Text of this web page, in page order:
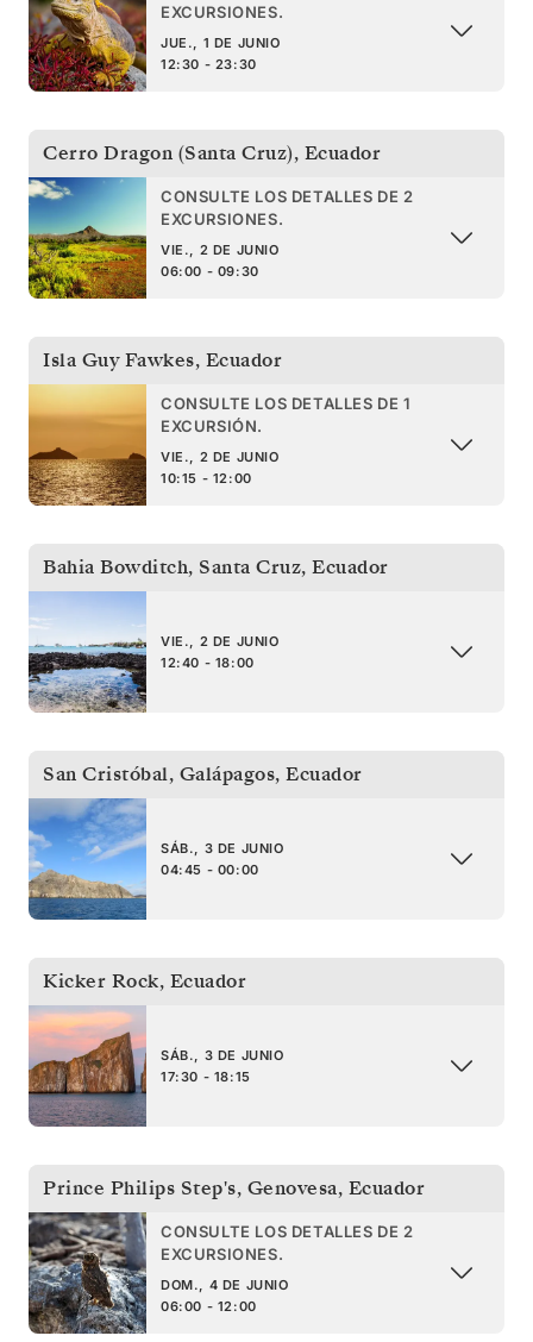
EXCURSIONES.
JUE., 1 DE JUNIO
12:30 - 23:30
Cerro Dragon (Santa Cruz), Ecuador
CONSULTE LOS DETALLES DE 2
EXCURSIONES.
VIE., 2 DE JUNIO
06:00 - 09:30
Isla Guy Fawkes, Ecuador
CONSULTE LOS DETALLES DE 1
EXCURSIÓN.
VIE., 2 DE JUNIO
10:15 - 12:00
Bahia Bowditch, Santa Cruz, Ecuador
VIE., 2 DE JUNIO
12:40 - 18:00
San Cristóbal, Galápagos, Ecuador
SÁB., 3 DE JUNIO
04:45 - 00:00
Kicker Rock, Ecuador
SÁB., 3 DE JUNIO
17:30 - 18:15
Prince Philips Step's, Genovesa, Ecuador
CONSULTE LOS DETALLES DE 2
EXCURSIONES.
DOM., 4 DE JUNIO
06:00 - 12:00